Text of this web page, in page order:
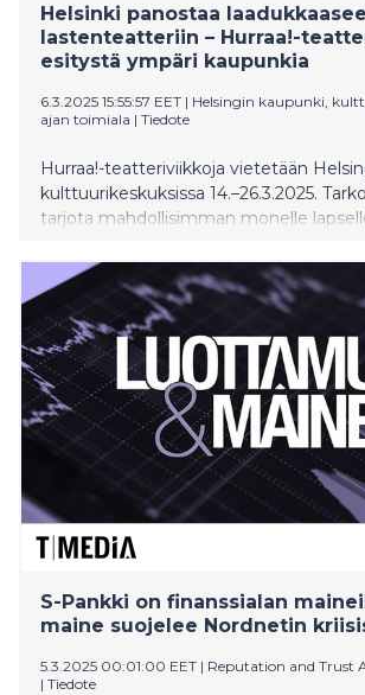
Helsinki panostaa
lastenteatteriin – Hurraa!-
esitystä ympäri kaupunkia
6.3.2025 15:55:57 EET | Helsingin kaupunki,
ajan toimiala | Tiedote
Hurraa!-teatteriviikkoja vietetään
kulttuurikeskuksissa 14.–26.3.2025.
tarjota mahdollisimman monelle
S-Pankki on finanssialan
maine suojelee Nordnetin
5.3.2025 00:01:00 EET | Reputation and Trust
| Tiedote